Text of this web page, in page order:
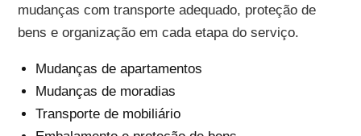
mudanças com transporte adequado, proteção de
bens e organização em cada etapa do serviço.
Mudanças de apartamentos
Mudanças de moradias
Transporte de mobiliário